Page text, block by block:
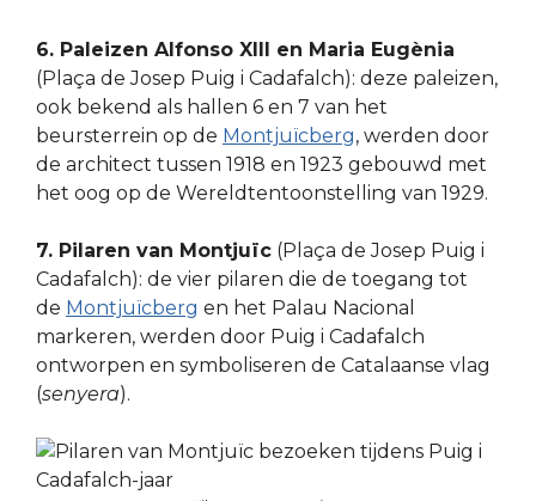
6. Paleizen Alfonso XIII en Maria Eugènia
(Plaça de Josep Puig i Cadafalch): deze paleizen,
ook bekend als hallen 6 en 7 van het
beursterrein op de Montjuïcberg, werden door
de architect tussen 1918 en 1923 gebouwd met
het oog op de Wereldtentoonstelling van 1929.
7. Pilaren van Montjuïc (Plaça de Josep Puig i
Cadafalch): de vier pilaren die de toegang tot
de Montjuïcberg en het Palau Nacional
markeren, werden door Puig i Cadafalch
ontworpen en symboliseren de Catalaanse vlag
(senyera).